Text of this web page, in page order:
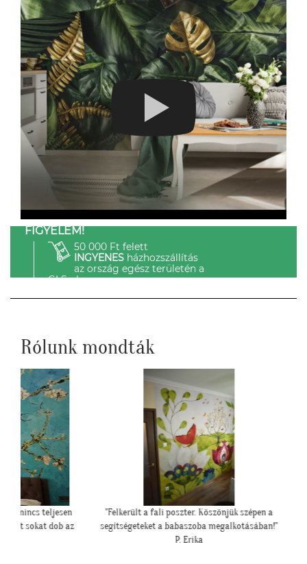
FIGYELEM!
50 000 Ft felett
INGYENESházhozszállítás
az ország egész területén a
GLS-el.
Rólunk mondták
teljesen
dob az
"Felkerült a fali poszter. Köszönjük szépen a
segítségeteket a babaszoba megalkotásában!"